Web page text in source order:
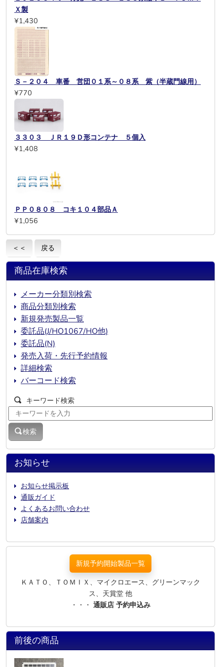
Ｘ製
¥1,430
Ｓ－２０４ 車番 営団０１系～０８系 紫（半蔵門線用）
¥770
３３０３ ＪＲ１９Ｄ形コンテナ ５個入
¥1,408
ＰＰ０８０８ コキ１０４部品Ａ
¥1,056
＜＜ 戻る
お知らせ
お知らせ掲示板
通販ガイド
よくあるお問い合わせ
店舗案内
商品在庫検索
メーカー分類別検索
商品分類別検索
新規発売製品一覧
委託品(J/HO1067/HO他)
委託品(N)
発売入荷・先行予約情報
詳細検索
バーコード検索
キーワード検索
検索
新規予約開始製品一覧
ＫＡＴＯ、ＴＯＭＩＸ、マイクロエース、グリーンマック
ス、天賞堂 他
・・・ 通販店 予約申込み
前後の商品